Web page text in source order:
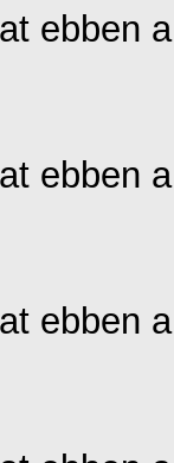
ebben
ebben
ebben